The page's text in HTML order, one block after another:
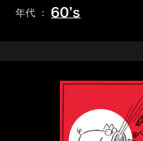
年代 ： 60’s